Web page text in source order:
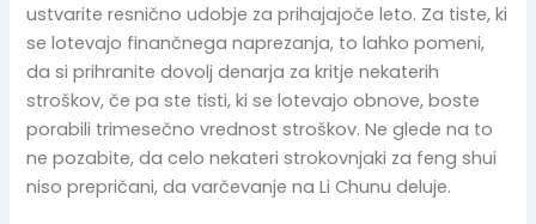
ustvarite resnično udobje za prihajajoče leto. Za tiste, ki
se lotevajo finančnega naprezanja, to lahko pomeni,
da si prihranite dovolj denarja za kritje nekaterih
stroškov, če pa ste tisti, ki se lotevajo obnove, boste
porabili trimesečno vrednost stroškov. Ne glede na to
ne pozabite, da celo nekateri strokovnjaki za feng shui
niso prepričani, da varčevanje na Li Chunu deluje.